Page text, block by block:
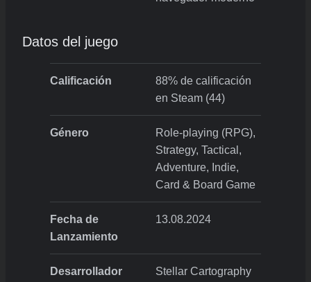
Datos del juego
Calificación
88% de calificación
en Steam (44)
Género
Role-playing (RPG),
Strategy, Tactical,
Adventure, Indie,
Card & Board Game
Fecha de
Lanzamiento
13.08.2024
Desarrollador
Stellar Cartography